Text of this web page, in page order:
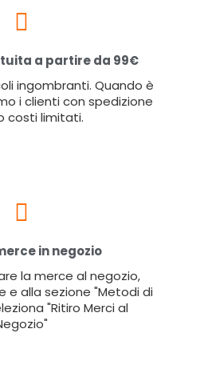
a partire da 99€
ingombranti. Quando è
i clienti con spedizione
costi limitati.
in negozio
la merce al negozio,
e alla sezione "Metodi di
"Ritiro Merci al